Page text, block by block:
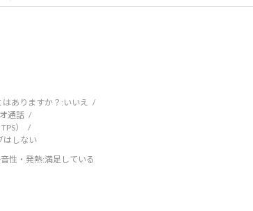
ありますか？: いいえ
通話
）
はしない
性・発熱:満足している